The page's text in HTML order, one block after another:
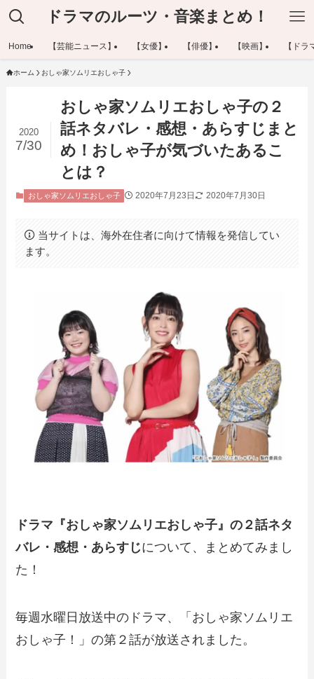
ドラマのルーツ・音楽まとめ！
Home 【芸能ニュース】 【女優】 【俳優】 【映画】 【ドラ
ホーム おしゃ家ソムリエおしゃ子
おしゃ家ソムリエおしゃ子の２
話ネタバレ・感想・あらすじまと
め！おしゃ子が気づいたあるこ
とは？
2020
7/30
おしゃ家ソムリエおしゃ子 2020年7月23日 2020年7月30日
当サイトは、海外在住者に向けて情報を発信してい
ます。
ドラマ『おしゃ家ソムリエおしゃ子』の２話ネタ
バレ・感想・あらすじについて、まとめてみまし
た！
毎週水曜日放送中のドラマ、「おしゃ家ソムリエ
おしゃ子！」の第２話が放送されました。